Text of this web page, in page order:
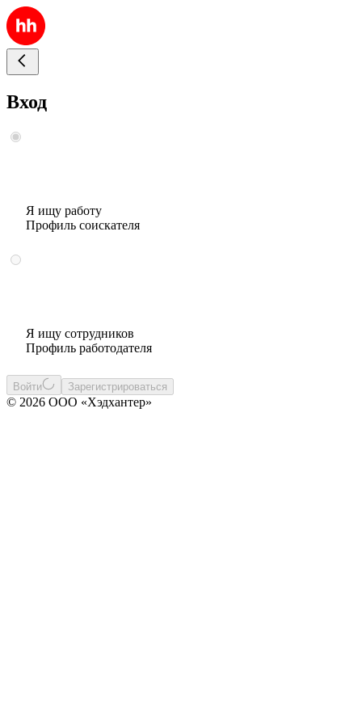
Вход
Я ищу работу
Профиль соискателя
Я ищу сотрудников
Профиль работодателя
Войти Зарегистрироваться
© 2026 ООО «Хэдхантер»